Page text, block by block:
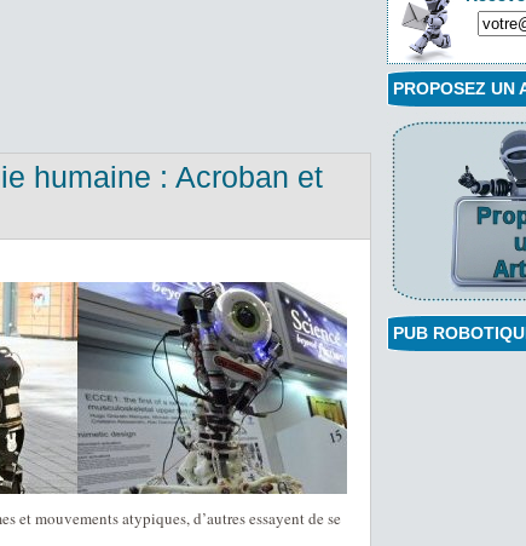
humaine : Acroban et
et mouvements atypiques, d’autres essayent de se
PROPOSEZ UN
PUB